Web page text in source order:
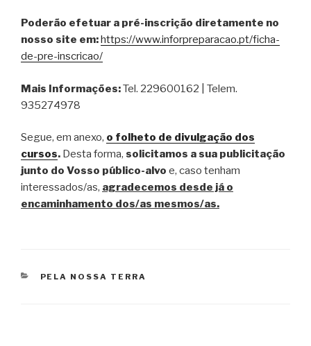
Poderão efetuar a pré-inscrição diretamente no
nosso site em:https://www.inforpreparacao.pt/ficha-
de-pre-inscricao/
Mais Informações:Tel. 229600162 | Telem.
935274978
Segue, em anexo, o folheto de divulgação dos
cursos. Desta forma, solicitamos a sua publicitação
junto do Vosso público-alvo e, caso tenham
interessados/as, agradecemos desde já o
encaminhamento dos/as mesmos/as.
CATEGORIAS
PELA NOSSA TERRA